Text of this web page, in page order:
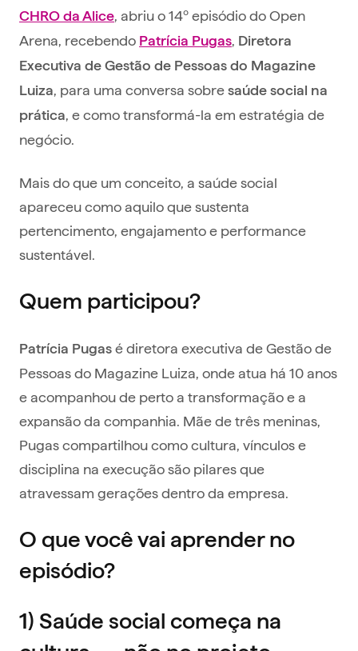
CHRO da Alice , abriu o 14º episódio do Open
Arena, recebendo Patrícia Pugas Diretora
Executiva de Gestão de Pessoas do Magazine
Luiza , para uma conversa sobre saúde social na
prática , e como transformá-la em estratégia de
negócio.
Mais do que um conceito, a saúde social
apareceu como aquilo que sustenta
pertencimento, engajamento e performance
sustentável.
Quem participou?
Patrícia Pugas é diretora executiva de Gestão de
Pessoas do Magazine Luiza, onde atua há 10 anos
e acompanhou de perto a transformação e a
expansão da companhia. Mãe de três meninas,
Pugas compartilhou como cultura, vínculos e
disciplina na execução são pilares que
atravessam gerações dentro da empresa.
O que você vai aprender no
episódio?
1) Saúde social começa na